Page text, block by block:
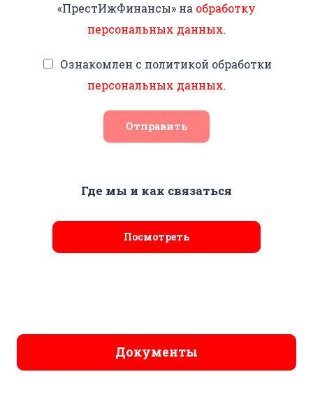
«ПрестИжФинансы» на обработку
персональных данных.
Ознакомлен с политикой обработки
персональных данных.
Отправить
Где мы и как связаться
Посмотреть
Документы